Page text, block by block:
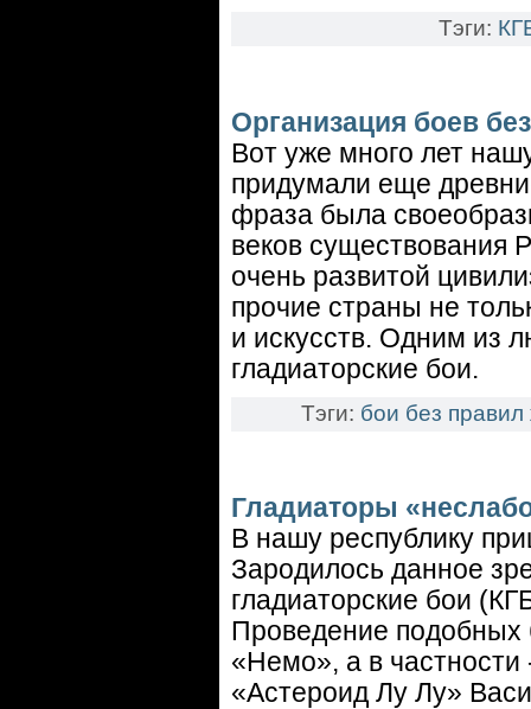
Тэги:
Организация боев
Вот уже много лет
придумали еще
фраза была
веков существования
очень развитой
прочие страны не
и искусств. Одним из
гладиаторские бои.
Тэги: бои без правил
Гладиаторы
В нашу республику
Зародилось данное
гладиаторские бои
Проведение подобных
«Немо», а в частности
«Астероид Лу Лу»